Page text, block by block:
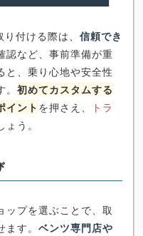
付ける際は、 信頼でき
認など、事前準備が重
と、乗り心地や安全性
初めてカスタムする
イント を押さえ、
トラ
う。
ップを選ぶことで、取
す。 ベンツ専門店や